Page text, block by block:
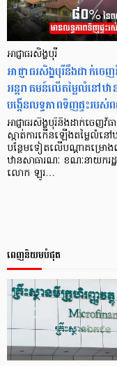
អាជ្ញាធរសិង្ហបុរី
អាជ្ញាធរសិង្ហបុរីនឹងដាក់ចេ
អន្តរាគមន៍លើតម្លៃលំនៅឋា
បង្កើនលទ្ធភាពទិញផ្ទះរបស់
អាជ្ញាធរសិង្ហបុរីនឹងដាក់ចេញវិធ
ស្កាត់ការកើនឡើងតម្លៃលំនៅឋ
បន្ថែមទៀតលើបណ្តាគម្រោ
ឋានសាធារណៈ ខណៈនាយករដ្ឋម
លោក ឡូរ…
ពេញនិយមបំផុត